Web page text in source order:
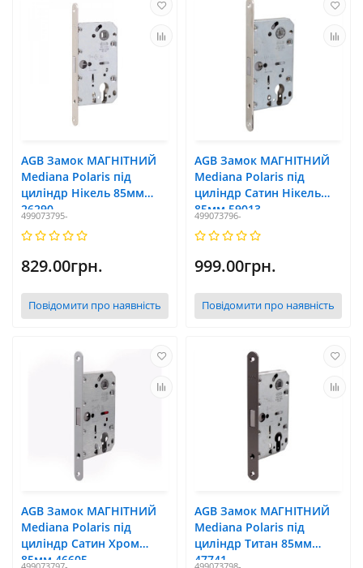
AGB Замок МАГНІТНИЙ
Mediana Polaris під
циліндр Нікель 85мм
26290
499073795-
829.00грн.
Повідомити про наявність
AGB Замок МАГНІТНИЙ
Mediana Polaris під
циліндр Сатин Нікель
85мм 59013
499073796-
999.00грн.
Повідомити про наявність
AGB Замок МАГНІТНИЙ
Mediana Polaris під
циліндр Сатин Хром
85мм 46605
AGB Замок МАГНІТНИЙ
Mediana Polaris під
циліндр Титан 85мм
47741